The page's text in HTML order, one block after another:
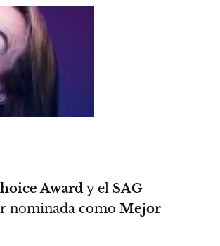
Award y el SAG
nominada como Mejor